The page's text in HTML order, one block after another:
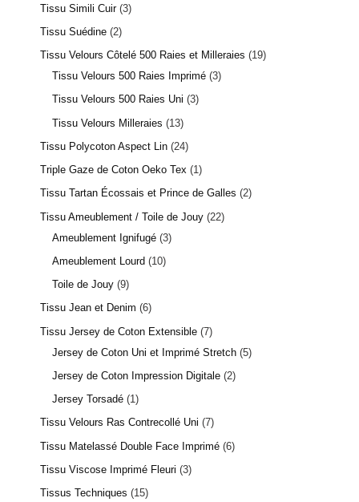
Tissu Simili Cuir 3
Tissu Suédine 2
Tissu Velours Côtelé 500 Raies et Milleraies
19
Tissu Velours 500 Raies Imprimé 3
Tissu Velours 500 Raies Uni 3
Tissu Velours Milleraies
13
Tissu Polycoton Aspect Lin 24
Triple Gaze de Coton Oeko Tex
1
Tissu Tartan Écossais et Prince de Galles 2
Tissu Ameublement / Toile de Jouy 22
Ameublement Ignifugé 3
Ameublement Lourd
10
Toile de Jouy 9
Tissu Jean et Denim 6
Tissu Jersey de Coton Extensible 7
Jersey de Coton Uni et Imprimé Stretch 5
Jersey de Coton Impression Digitale 2
Jersey Torsadé 1
Tissu Velours Ras Contrecollé Uni 7
Tissu Matelassé Double Face Imprimé 6
Tissu Viscose Imprimé Fleuri 3
Tissus Techniques
15